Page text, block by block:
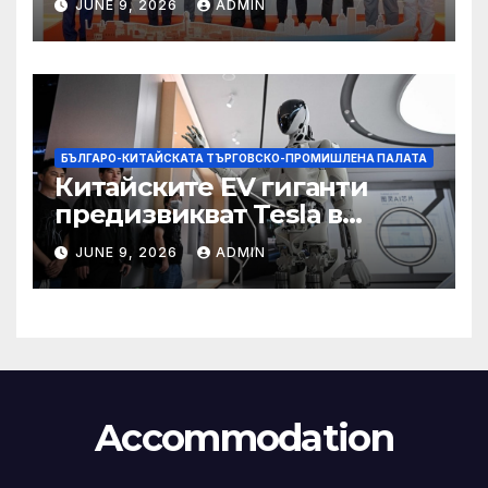
JUNE 9, 2026 ADMIN
БЪЛГАРО-КИТАЙСКАТА ТЪРГОВСКО-ПРОМИШЛЕНА ПАЛАТА
Китайските EV гиганти
предизвикват Tesla в
надпреварата за
комерсиализиране на
хуманоидни роботи
JUNE 9, 2026 ADMIN
Accommodation